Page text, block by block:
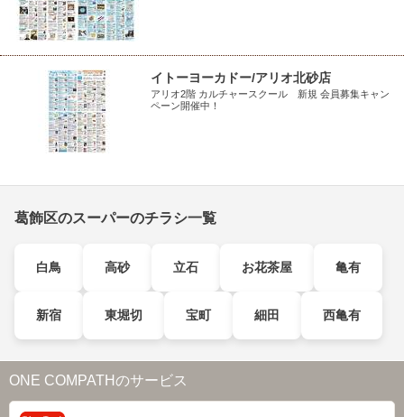
イトーヨーカドー/アリオ北砂店
アリオ2階 カルチャースクール 新規 会員募集キャン
ペーン開催中！
葛飾区のスーパーのチラシ一覧
白鳥 高砂 立石 お花茶屋 亀有
新宿 東堀切 宝町 細田 西亀有
ONE COMPATHのサービス